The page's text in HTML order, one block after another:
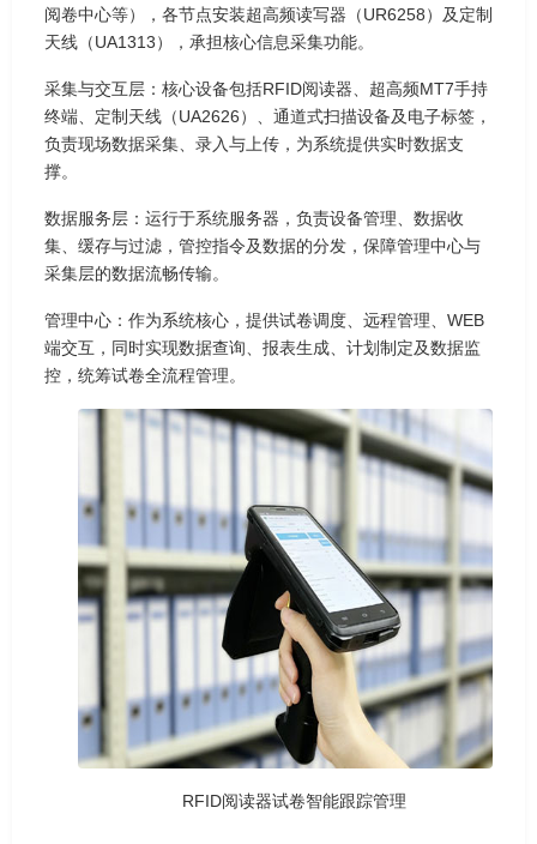
阅卷中心等），各节点安装超高频读写器（UR6258）及定制
天线（UA1313），承担核心信息采集功能。
采集与交互层：核心设备包括RFID阅读器、超高频MT7手持
终端、定制天线（UA2626）、通道式扫描设备及电子标签，
负责现场数据采集、录入与上传，为系统提供实时数据支
撑。
数据服务层：运行于系统服务器，负责设备管理、数据收
集、缓存与过滤，管控指令及数据的分发，保障管理中心与
采集层的数据流畅传输。
管理中心：作为系统核心，提供试卷调度、远程管理、WEB
端交互，同时实现数据查询、报表生成、计划制定及数据监
控，统筹试卷全流程管理。
RFID阅读器试卷智能跟踪管理